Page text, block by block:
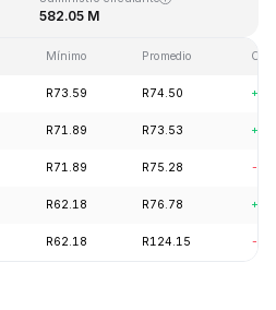
582.05 M
Mínimo Promedio
R73.59 R74.50
R71.89 R73.53
R71.89 R75.28 -
R62.18 R76.78
R62.18 R124.15 -